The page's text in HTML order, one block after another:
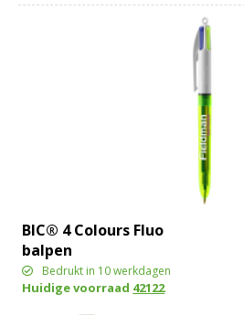
BIC® 4 Colours Fluo
balpen
Bedrukt in 10 werkdagen
Huidige voorraad 42122